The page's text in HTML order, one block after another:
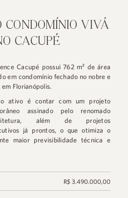
CONDOMÍNIO VIVÁ
CACUPÉ
Cacupé possui 762 m² de área
em condomínio fechado no nobre e
Florianópolis.
ativo é contar com um projeto
assinado pelo renomado
além de projetos
já prontos, o que otimiza o
maior previsibilidade técnica e
R$ 3.490.000,00